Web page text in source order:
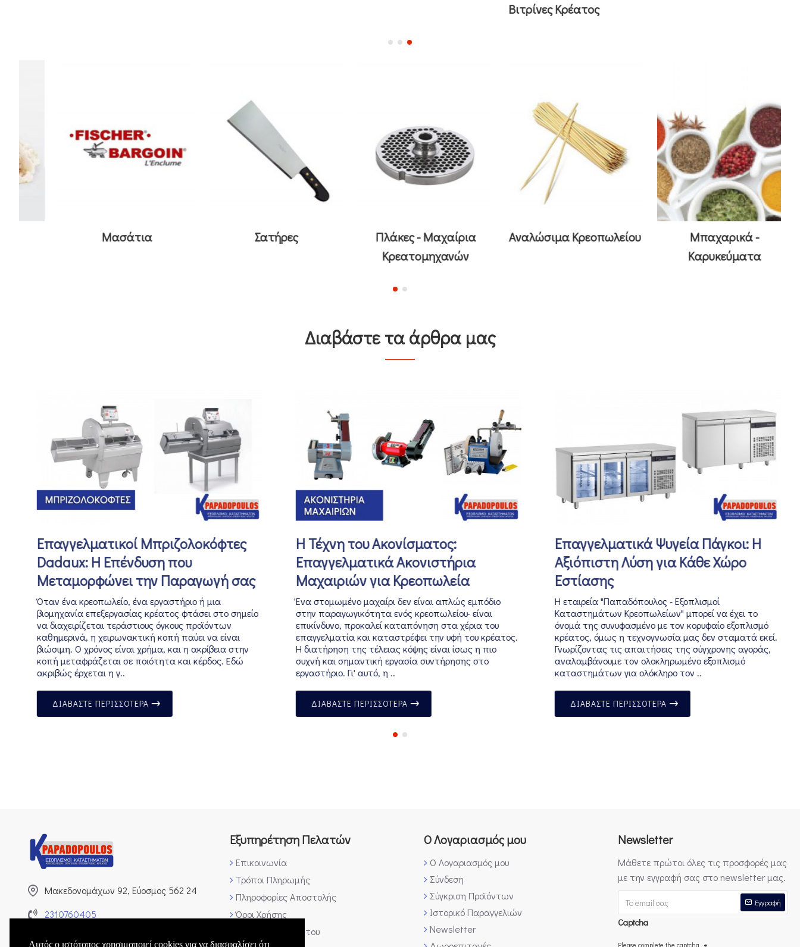
Αυτός ο ιστότοπος χρησιμοποιεί cookies για να διασφαλίσει ότι
Βιτρίνες Κρέατος
Μασάτια Σατήρες
Πλάκες - Μαχαίρια
Κρεατομηχανών
Αναλώσιμα Κρεοπωλείου
Μπαχαρικά -
Καρυκεύματα
Διαβάστε τα άρθρα μας
Επαγγελματικοί Μπριζολοκόφτες
Dadaux: Η Επένδυση που
Μεταμορφώνει την Παραγωγή σας
Όταν ένα κρεοπωλείο, ένα εργαστήριο ή μια
βιομηχανία επεξεργασίας κρέατος φτάσει στο σημείο
να διαχειρίζεται τεράστιους όγκους προϊόντων
καθημερινά, η χειρωνακτική κοπή παύει να είναι
βιώσιμη. Ο χρόνος είναι χρήμα, και η ακρίβεια στην
κοπή μεταφράζεται σε ποιότητα και κέρδος. Εδώ
ακριβώς έρχεται η γ..
ΔΙΑΒΆΣΤΕ ΠΕΡΙΣΣΌΤΕΡΑ
Η Τέχνη του Ακονίσματος:
Επαγγελματικά Ακονιστήρια
Μαχαιριών για Κρεοπωλεία
Ένα στομωμένο μαχαίρι δεν είναι απλώς εμπόδιο
στην παραγωγικότητα ενός κρεοπωλείου· είναι
επικίνδυνο, προκαλεί καταπόνηση στα χέρια του
επαγγελματία και καταστρέφει την υφή του κρέατος.
Η διατήρηση της τέλειας κόψης είναι ίσως η πιο
συχνή και σημαντική εργασία συντήρησης στο
εργαστήριο. Γι' αυτό, η ..
ΔΙΑΒΆΣΤΕ ΠΕΡΙΣΣΌΤΕΡΑ
Επαγγελματικά Ψυγεία Πάγκοι: Η
Αξιόπιστη Λύση για Κάθε Χώρο
Εστίασης
Η εταιρεία "Παπαδόπουλος - Εξοπλισμοί
Καταστημάτων Κρεοπωλείων" μπορεί να έχει το
όνομά της συνυφασμένο με τον κορυφαίο εξοπλισμό
κρέατος, όμως η τεχνογνωσία μας δεν σταματά εκεί.
Γνωρίζοντας τις απαιτήσεις της σύγχρονης αγοράς,
αναλαμβάνουμε τον ολοκληρωμένο εξοπλισμό
καταστημάτων για ολόκληρο τον ..
ΔΙΑΒΆΣΤΕ ΠΕΡΙΣΣΌΤΕΡΑ
Μακεδονομάχων 92, Εύοσμος 562 24
2310760405
Facebook
Εξυπηρέτηση Πελατών
Επικοινωνία
Τρόποι Πληρωμής
Πληροφορίες Αποστολής
Όροι Χρήσης
Πολιτική Απορρήτου
Ο Λογαριασμός μου
Ο Λογαριασμός μου
Σύνδεση
Σύγκριση Προϊόντων
Ιστορικό Παραγγελιών
Newsletter
Newsletter
Μάθετε πρώτοι όλες τις προσφορές μας
με την εγγραφή σας στο newsletter μας.
Εγγραφή
Captcha
Please complete the captcha